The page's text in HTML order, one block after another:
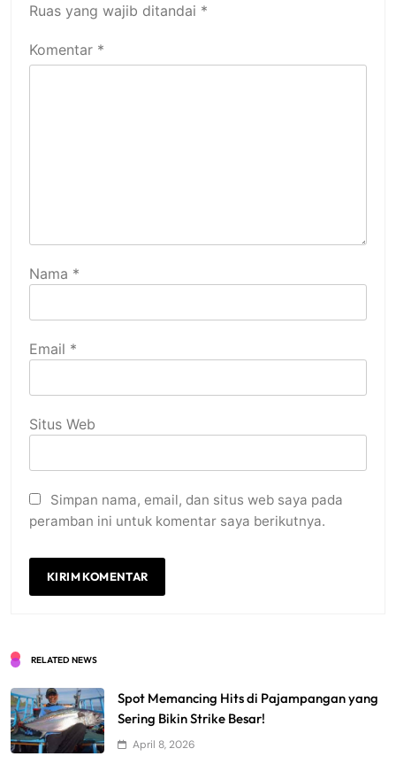
Ruas yang wajib ditandai *
Komentar *
Nama *
Email *
Situs Web
Simpan nama, email, dan situs web saya pada
peramban ini untuk komentar saya berikutnya.
RELATED NEWS
Spot Memancing Hits di Pajampangan yang
Sering Bikin Strike Besar!
April 8, 2026